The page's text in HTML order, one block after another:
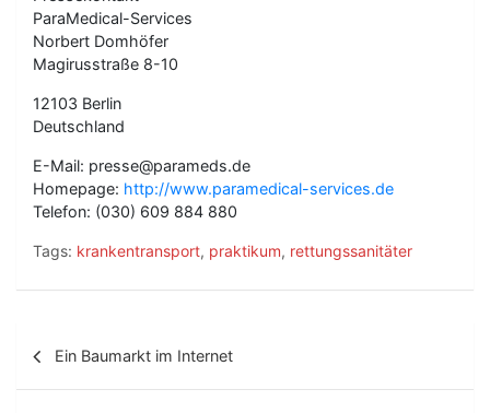
ParaMedical-Services
Norbert Domhöfer
Magirusstraße 8-10
12103 Berlin
Deutschland
E-Mail: presse@parameds.de
Homepage: http://www.paramedical-services.de
Telefon: (030) 609 884 880
Tags: krankentransport, praktikum, rettungssanitäter
Ein Baumarkt im Internet